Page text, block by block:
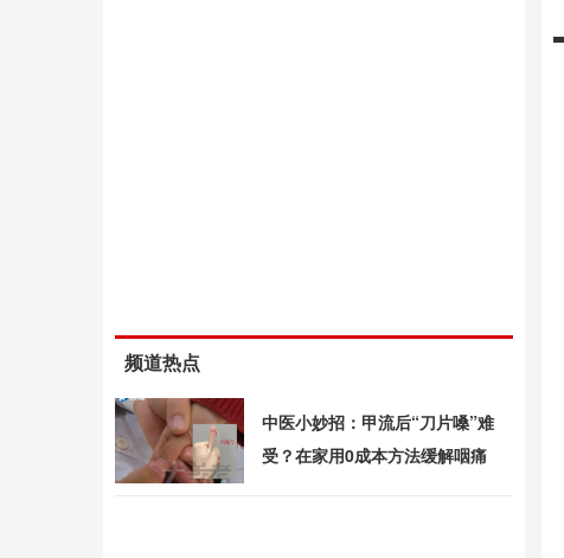
频道热点
中医小妙招：甲流后“刀片嗓”难
受？在家用0成本方法缓解咽痛